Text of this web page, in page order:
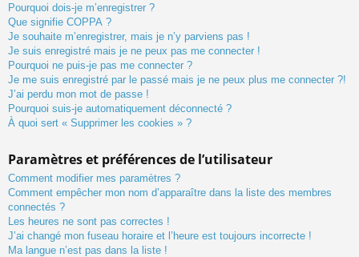
Pourquoi dois-je m’enregistrer ?
Que signifie COPPA ?
Je souhaite m’enregistrer, mais je n’y parviens pas !
Je suis enregistré mais je ne peux pas me connecter !
Pourquoi ne puis-je pas me connecter ?
Je me suis enregistré par le passé mais je ne peux plus me connecter ?!
J’ai perdu mon mot de passe !
Pourquoi suis-je automatiquement déconnecté ?
À quoi sert « Supprimer les cookies » ?
Paramètres et préférences de l’utilisateur
Comment modifier mes paramètres ?
Comment empêcher mon nom d’apparaître dans la liste des membres
connectés ?
Les heures ne sont pas correctes !
J’ai changé mon fuseau horaire et l’heure est toujours incorrecte !
Ma langue n’est pas dans la liste !